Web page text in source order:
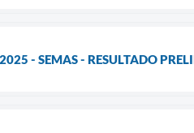
- SEMAS - RESULTADO